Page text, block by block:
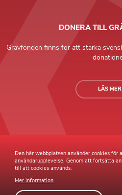
DONERA TILL
Grävfonden finns för att stärka
LÄS MER
Easyweb
Den här webbplatsen använder cookies för
användarupplevelse. Genom att fortsätta
till att cookies används.
Mer information